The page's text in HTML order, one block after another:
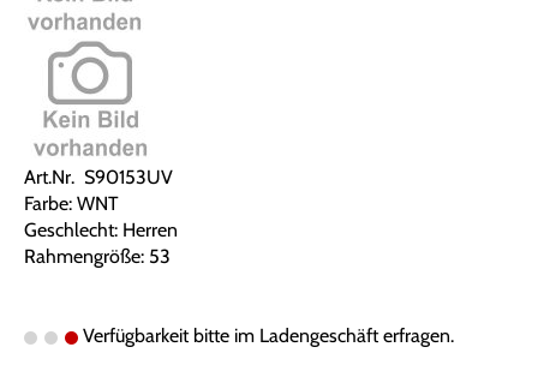
Art.Nr. S90153UV
Farbe: WNT
Geschlecht: Herren
Rahmengröße: 53
Verfügbarkeit bitte im Ladengeschäft erfragen.